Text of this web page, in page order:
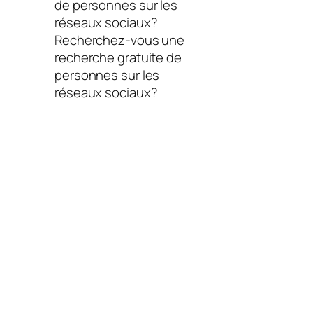
Recherchez-vous une
recherche gratuite de
personnes sur les
réseaux sociaux?